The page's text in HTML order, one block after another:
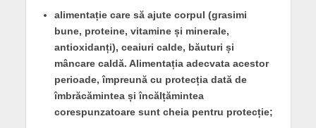
alimentație care să ajute corpul (grasimi
bune, proteine, vitamine și minerale,
antioxidanți), ceaiuri calde, băuturi și
mâncare caldă. Alimentația adecvata acestor
perioade, împreună cu protecția dată de
îmbrăcămintea și încălțămintea
corespunzatoare sunt cheia pentru protecție;